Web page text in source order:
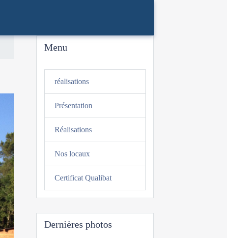
Menu
réalisations
Présentation
Réalisations
Nos locaux
Certificat Qualibat
Dernières photos